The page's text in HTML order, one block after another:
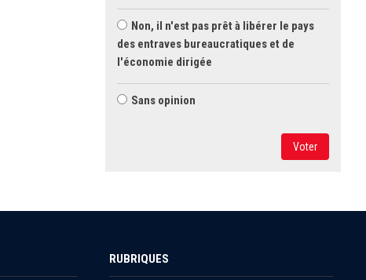
Non, il n'est pas prêt à libérer le pays
des entraves bureaucratiques et de
l'économie dirigée
Sans opinion
Voter
RUBRIQUES